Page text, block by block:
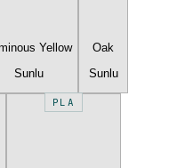
Yellow
Sunlu
Oak
Sunlu
PLA